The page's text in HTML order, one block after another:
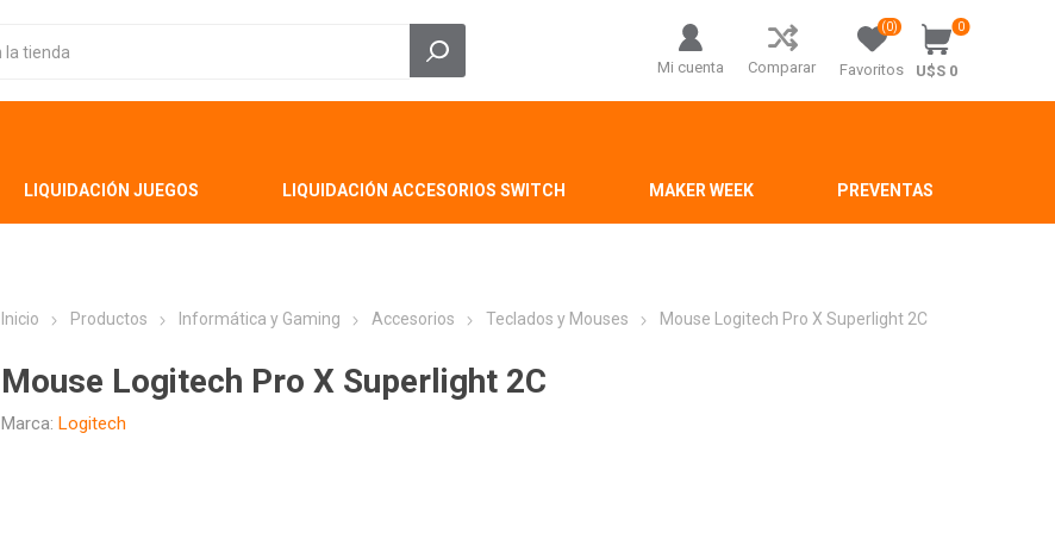
Mi cuenta Comparar Favoritos
(0) 0
U$S 0
LIQUIDACIÓN JUEGOS LIQUIDACIÓN ACCESORIOS SWITCH MAKER WEEK PREVENTAS
Inicio Productos Informática y Gaming Accesorios Teclados y Mouses Mouse Logitech Pro X Superlight 2C
Mouse Logitech Pro X Superlight 2C
Marca: Logitech